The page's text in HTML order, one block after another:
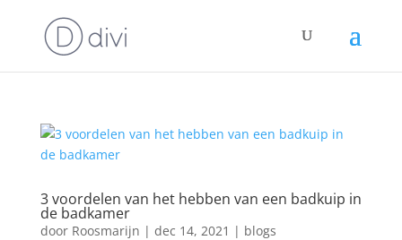
3 voordelen van het hebben van een badkuip in
de badkamer
door Roosmarijn | dec 14, 2021 | blogs